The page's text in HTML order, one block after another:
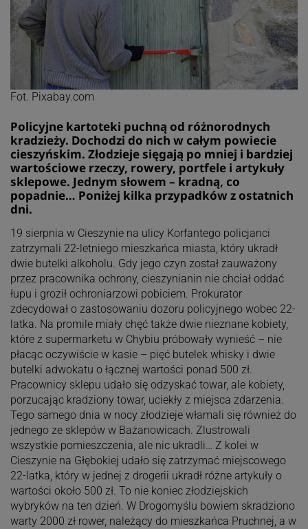
Fot. Pixabay.com
Policyjne kartoteki puchną od różnorodnych
kradzieży. Dochodzi do nich w całym powiecie
cieszyńskim. Złodzieje sięgają po mniej i bardziej
wartościowe rzeczy, rowery, portfele i artykuły
sklepowe. Jednym słowem – kradną, co
popadnie… Poniżej kilka przypadków z ostatnich
dni.
19 sierpnia w Cieszynie na ulicy Korfantego policjanci
zatrzymali 22-letniego mieszkańca miasta, który ukradł
dwie butelki alkoholu. Gdy jego czyn został zauważony
przez pracownika ochrony, cieszynianin nie chciał oddać
łupu i groził ochroniarzowi pobiciem. Prokurator
zdecydował o zastosowaniu dozoru policyjnego wobec 22-
latka. Na promile miały chęć także dwie nieznane kobiety,
które z supermarketu w Chybiu próbowały wynieść – nie
płacąc oczywiście w kasie – pięć butelek whisky i dwie
butelki adwokatu o łącznej wartości ponad 500 zł.
Pracownicy sklepu udało się odzyskać towar, ale kobiety,
porzucając kradziony towar, uciekły z miejsca zdarzenia.
Tego samego dnia w nocy złodzieje włamali się również do
jednego ze sklepów w Bażanowicach. Zlustrowali
wszystkie pomieszczenia, ale nic ukradli… Z kolei w
Cieszynie na Głębokiej udało się zatrzymać miejscowego
22-latka, który w jednej z drogerii ukradł różne artykuły o
wartości około 500 zł. To nie koniec złodziejskich
wybryków na ten dzień. W Drogomyślu bowiem skradziono
warty 2000 zł rower, należący do mieszkańca Pruchnej, a w